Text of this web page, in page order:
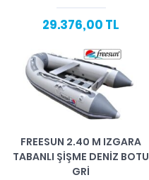
29.376,00 TL
FREESUN 2.40 M IZGARA
TABANLI ŞIŞME DENIZ BOTU
GRI